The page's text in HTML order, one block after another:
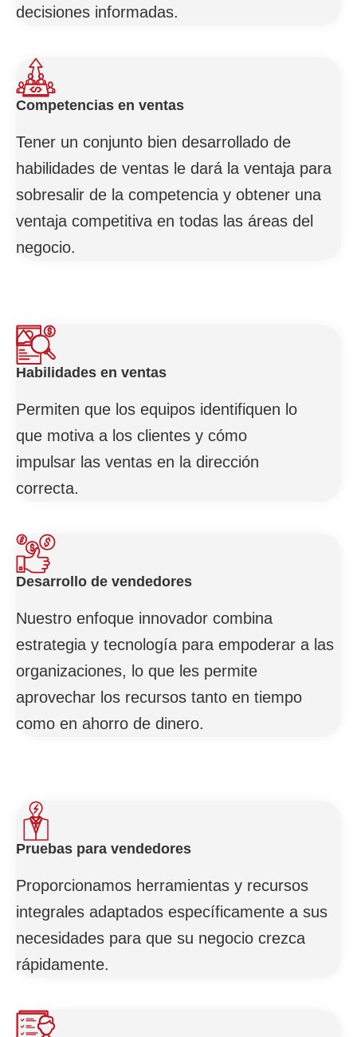
decisiones informadas.
Competencias en ventas
Tener un conjunto bien desarrollado de
habilidades de ventas le dará la ventaja para
sobresalir de la competencia y obtener una
ventaja competitiva en todas las áreas del
negocio.
Habilidades en ventas
Permiten que los equipos identifiquen lo
que motiva a los clientes y cómo
impulsar las ventas en la dirección
correcta.
Desarrollo de vendedores
Nuestro enfoque innovador combina
estrategia y tecnología para empoderar a las
organizaciones, lo que les permite
aprovechar los recursos tanto en tiempo
como en ahorro de dinero.
Pruebas para vendedores
Proporcionamos herramientas y recursos
integrales adaptados específicamente a sus
necesidades para que su negocio crezca
rápidamente.